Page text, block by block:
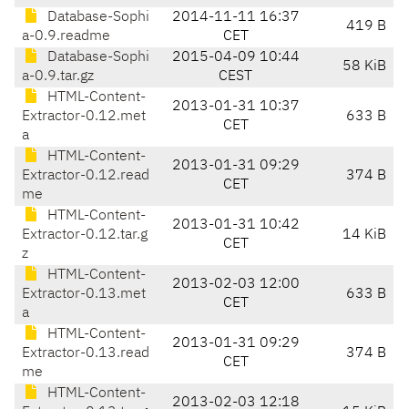
Database-Sophi
a-0.9.readme
2014-11-11 16:37
CET
419 B
Database-Sophi
a-0.9.tar.gz
2015-04-09 10:44
CEST
58 KiB
HTML-Content-
Extractor-0.12.met
a
2013-01-31 10:37
CET
633 B
HTML-Content-
Extractor-0.12.read
me
2013-01-31 09:29
CET
374 B
HTML-Content-
Extractor-0.12.tar.g
z
2013-01-31 10:42
CET
14 KiB
HTML-Content-
Extractor-0.13.met
a
2013-02-03 12:00
CET
633 B
HTML-Content-
Extractor-0.13.read
me
2013-01-31 09:29
CET
374 B
HTML-Content-
2013-02-03 12:18